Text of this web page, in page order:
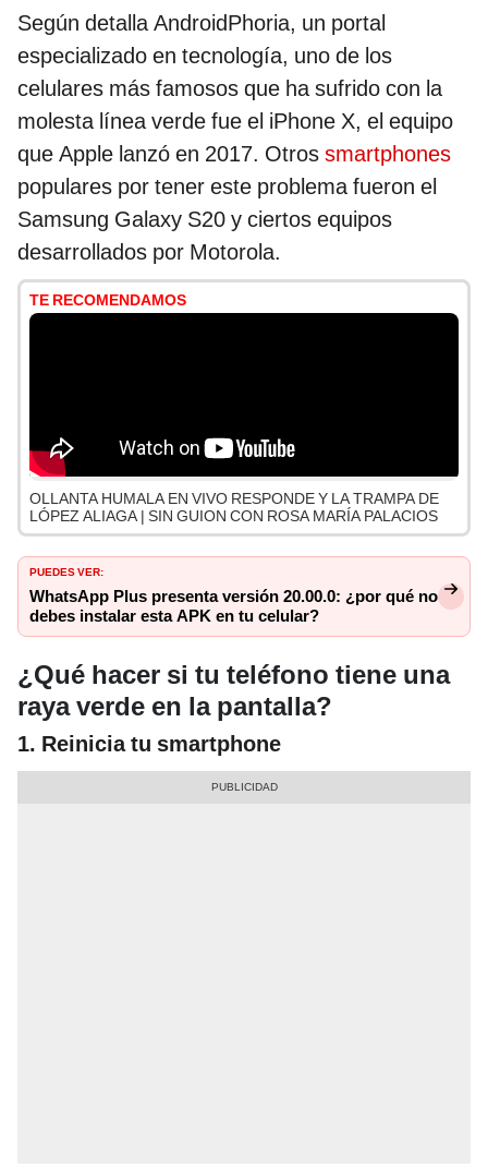
Según detalla AndroidPhoria, un portal
especializado en tecnología, uno de los
celulares más famosos que ha sufrido con la
molesta línea verde fue el iPhone X, el equipo
que Apple lanzó en 2017. Otros smartphones
populares por tener este problema fueron el
Samsung Galaxy S20 y ciertos equipos
desarrollados por Motorola.
TE RECOMENDAMOS
OLLANTA HUMALA EN VIVO RESPONDE Y LA TRAMPA DE
LÓPEZ ALIAGA | SIN GUION CON ROSA MARÍA PALACIOS
PUEDES VER:
WhatsApp Plus presenta versión 20.00.0: ¿por qué no
debes instalar esta APK en tu celular?
¿Qué hacer si tu teléfono tiene una
raya verde en la pantalla?
1. Reinicia tu smartphone